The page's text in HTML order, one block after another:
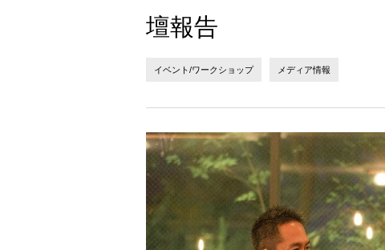
壇報告
イベント/ワークショップ メディア情報